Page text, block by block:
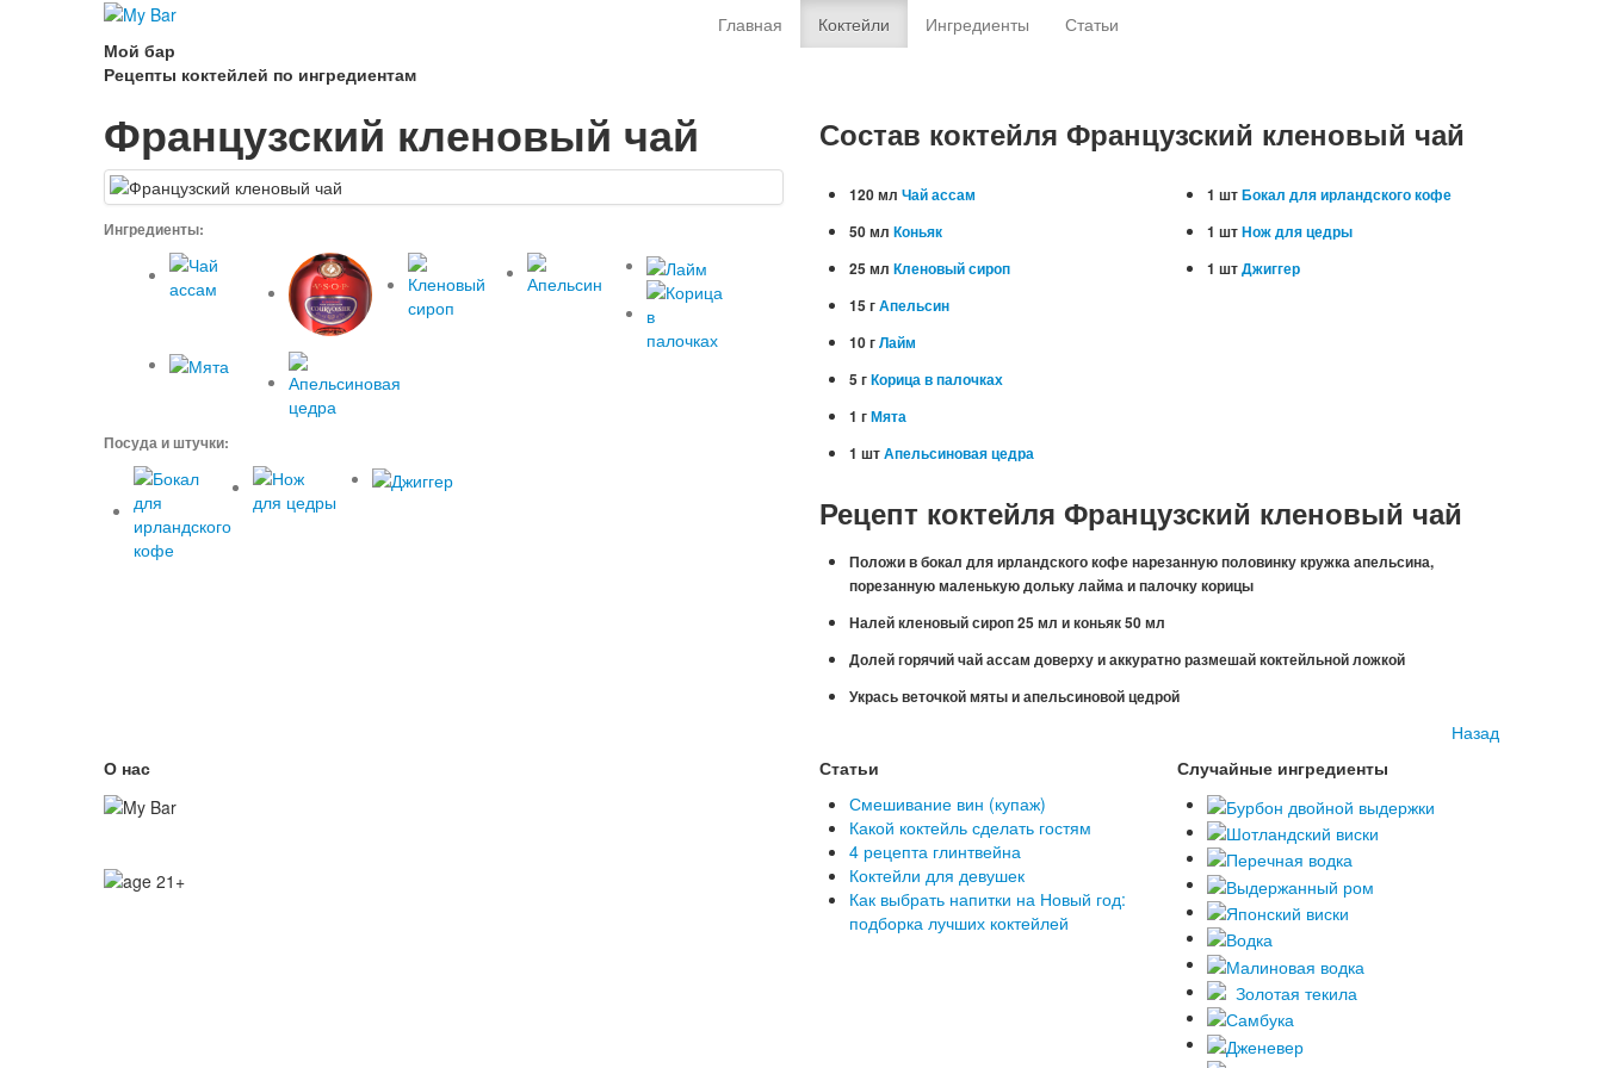
Мой бар
Рецепты коктейлей по ингредиентам
Главная Коктейли Ингредиенты Статьи
Французский кленовый чай
Ингредиенты:
Посуда и штучки:
Состав коктейля Французский кленовый чай
120 мл Чай ассам
50 мл Коньяк
25 мл Кленовый сироп
15 гАпельсин
10 гЛайм
5 гКорица в палочках
1 гМята
1 штАпельсиновая цедра
1 штБокал для ирландского кофе
1 штНож для цедры
1 штДжиггер
Рецепт коктейля Французский кленовый чай
Положи в бокал для ирландского кофе нарезанную половинку кружка апельсина,
порезанную маленькую дольку лайма и палочку корицы
Налей кленовый сироп 25 мл и коньяк 50 мл
Долей горячий чай ассам доверху и аккуратно размешай коктейльной ложкой
Укрась веточкой мяты и апельсиновой цедрой
Назад
О нас
Статьи
Смешивание вин (купаж)
Какой коктейль сделать гостям
4 рецепта глинтвейна
Коктейли для девушек
Как выбрать напитки на Новый год:
подборка лучших коктейлей
Случайные ингредиенты